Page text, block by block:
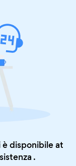
disponibile at
.